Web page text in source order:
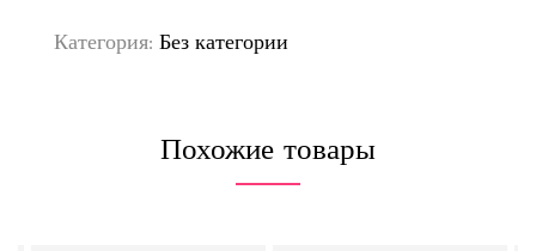
Категория: Без категории
Похожие товары